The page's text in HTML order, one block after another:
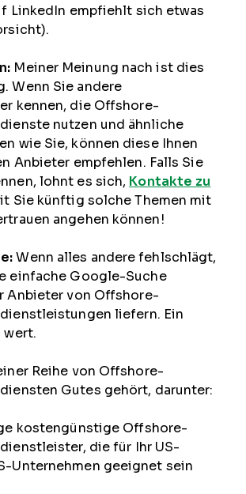
LinkedIn empfiehlt sich etwas
Meiner Meinung nach ist dies
Wenn Sie andere
kennen, die Offshore-
nutzen und ähnliche
wie Sie, können diese Ihnen
Anbieter empfehlen. Falls Sie
lohnt es sich, Kontakte zu
Sie künftig solche Themen mit
angehen können!
Wenn alles andere fehlschlägt,
einfache Google-Suche
Anbieter von Offshore-
liefern. Ein
wert.
Reihe von Offshore-
Gutes gehört, darunter:
kostengünstige Offshore-
die für Ihr US-
Unternehmen geeignet sein